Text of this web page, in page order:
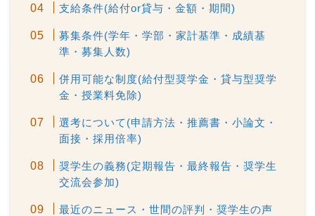
支給条件(給付or貸与・金額・期間)
募集条件(学年・学部・家計基準・成績基
準・募集人数)
併用可能な制度(給付型奨学金・貸与型奨学
金・授業料免除)
選考について(申請方法・推薦書・小論文・
面接・採用倍率)
奨学生の義務(定期報告・最終報告・奨学生
交流会参加)
最近のニュース・世間の評判・奨学生の声